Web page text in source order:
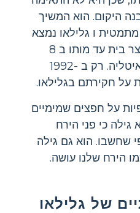
היקום. הוא המשיך
ו גלילאו נמצא
אשם בכפירה והושם במעצר בית עד מותו ב 8
בינואר 1642 ב Arcetri, איטליה. רק ב -1992
על חקירתם בגלילאו.
על חפצים שמימיים
כי פני הירח
שחשבו. הוא גם גילה
הירח שלנו עושה.
של גלילאו